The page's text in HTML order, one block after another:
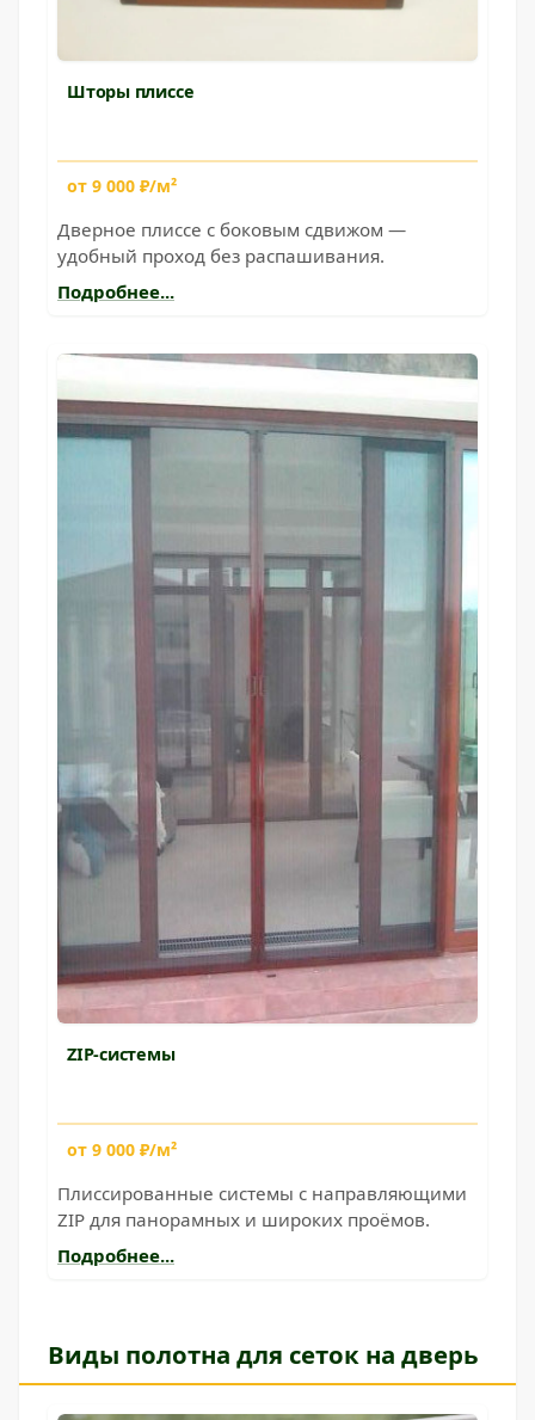
Шторы плиссе
от 9 000 ₽/м²
Дверное плиссе с боковым сдвижом —
удобный проход без распашивания.
Подробнее...
ZIP-системы
от 9 000 ₽/м²
Плиссированные системы с направляющими
ZIP для панорамных и широких проёмов.
Подробнее...
Виды полотна для сеток на дверь